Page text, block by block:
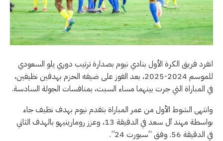
انفرد فريق الكرة الأول بنادي نيوم بصدارة ترتيب دوري يلو السعودي
للموسم 2024-2025، بعد الفوز على ضيفه الحزم بهدفين نظيفين،
في المباراة التي جرت بينهما مساء السبت، بمنافسات الجولة السادسة.
وانتهى الشوط الأول من عمر المباراة بتقدم نيوم بهدف نظيف جاء
بواسطة مهند آل سعد في الدقيقة 13، وعزز رومارينيهو بالهدف الثاني
في الدقيقة 56. وفق “سبورت 24”.